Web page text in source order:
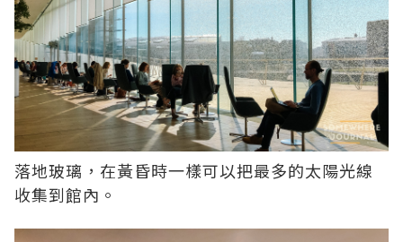
落地玻璃，在黃昏時一樣可以把最多的太陽光線
收集到館內。